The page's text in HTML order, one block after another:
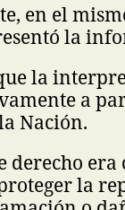
en el
la
la
a
Nación.
derecho
la